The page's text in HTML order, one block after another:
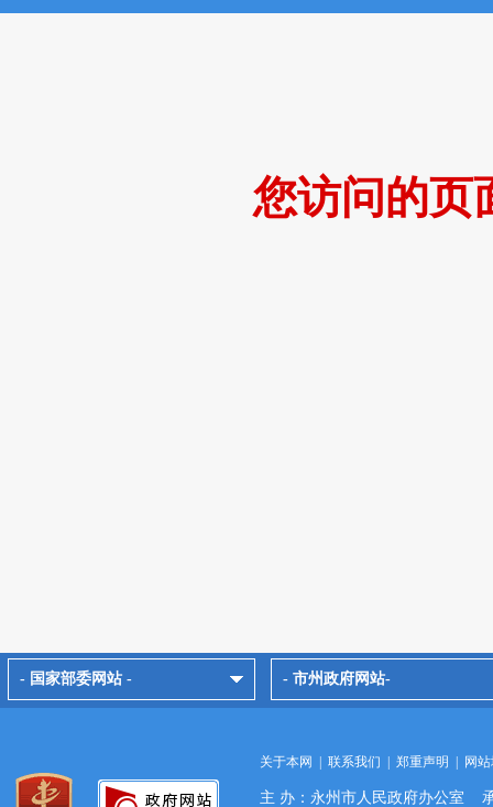
您访问的页
- 国家部委网站 - - 市州政府网站-
关于本网 联系我们 郑重声明 网
主 办：永州市人民政府办公室